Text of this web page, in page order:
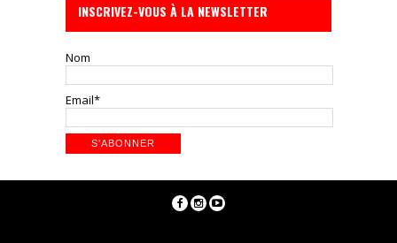
INSCRIVEZ-VOUS À LA NEWSLETTER
Nom
Email*